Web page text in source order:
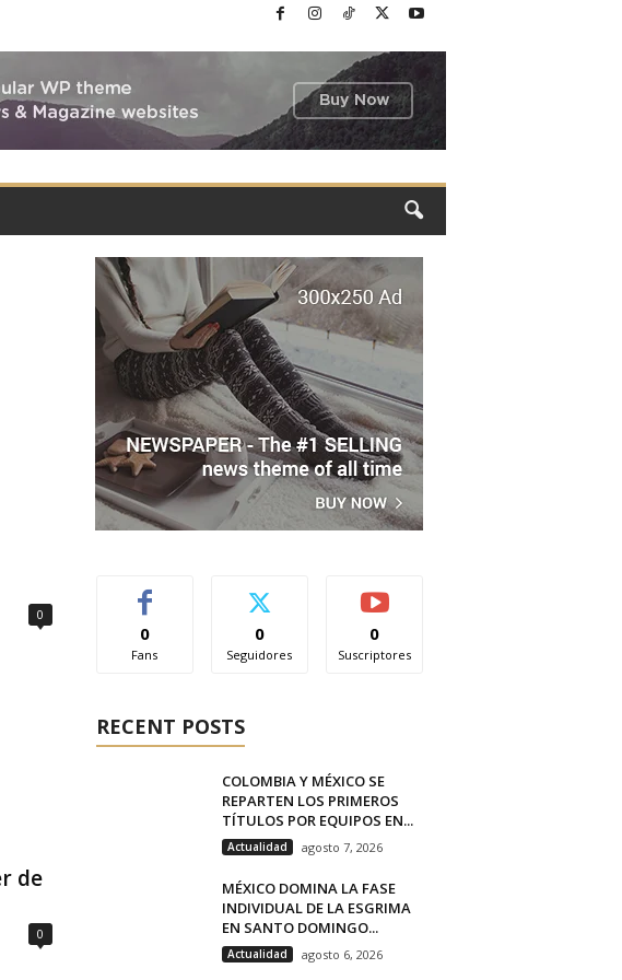
0
de
0
0
Fans
0
Seguidores
0
Suscriptores
RECENT POSTS
COLOMBIA Y MÉXICO SE
REPARTEN LOS PRIMEROS
TÍTULOS POR EQUIPOS EN...
Actualidad agosto 7, 2026
MÉXICO DOMINA LA FASE
INDIVIDUAL DE LA ESGRIMA
EN SANTO DOMINGO...
Actualidad agosto 6, 2026